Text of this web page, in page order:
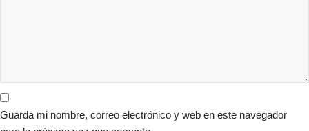
Guarda mi nombre, correo electrónico y web en este navegador